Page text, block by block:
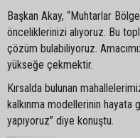
Başkan Akay, “Muhtarlar
önceliklerinizi alıyoruz. Bu
çözüm bulabiliyoruz.
yükseğe çekmektir.
Kırsalda bulunan
kalkınma modellerinin hayata
yapıyoruz” diye konuştu.